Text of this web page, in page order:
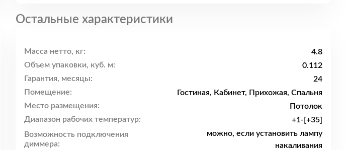
Остальные характеристики
Масса нетто, кг:
4.8
Объем упаковки, куб. м:
0.112
Гарантия, месяцы:
24
Помещение:
Гостиная, Кабинет, Прихожая, Спальня
Место размещения:
Потолок
Диапазон рабочих температур:
+1-[+35]
Возможность подключения
диммера:
можно, если установить лампу
накаливания